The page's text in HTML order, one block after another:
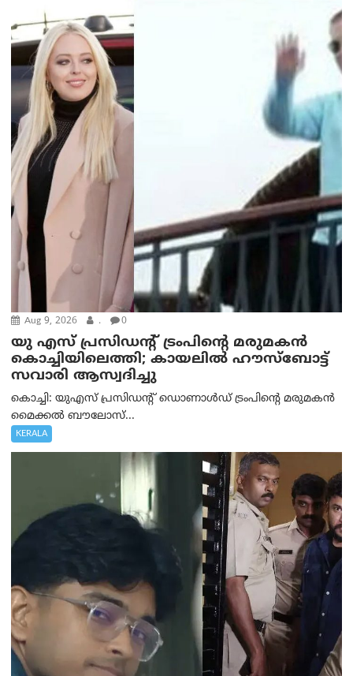
Aug 9, 2026 . 0
യു എസ് പ്രസിഡന്റ് ട്രംപിന്റെ മരുമകൻ
കൊച്ചിയിലെത്തി; കായലിൽ ഹൗസ്ബോട്ട്
സവാരി ആസ്വദിച്ചു
കൊച്ചി: യുഎസ് പ്രസിഡന്റ് ഡൊണാൾഡ് ട്രംപിന്റെ മരുമകൻ
മൈക്കൽ ബൗലോസ്...
KERALA